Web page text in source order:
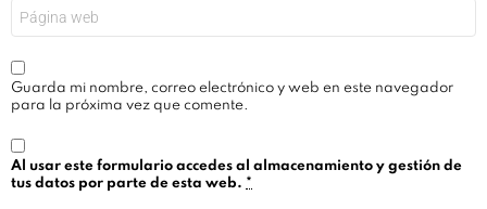
Guarda mi nombre, correo electrónico y web en este navegador
para la próxima vez que comente.
Al usar este formulario accedes al almacenamiento y gestión de
tus datos por parte de esta web. *